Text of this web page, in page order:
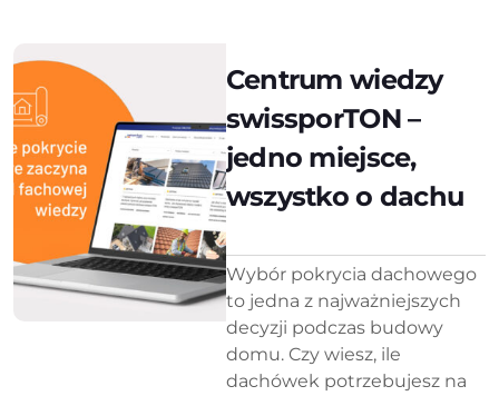
Centrum wiedzy
swissporTON –
jedno miejsce,
wszystko o dachu
Wybór pokrycia dachowego
to jedna z najważniejszych
decyzji podczas budowy
domu. Czy wiesz, ile
dachówek potrzebujesz na